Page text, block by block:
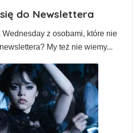
do Newslettera
Wednesday z osobami, które nie
My też nie wiemy...